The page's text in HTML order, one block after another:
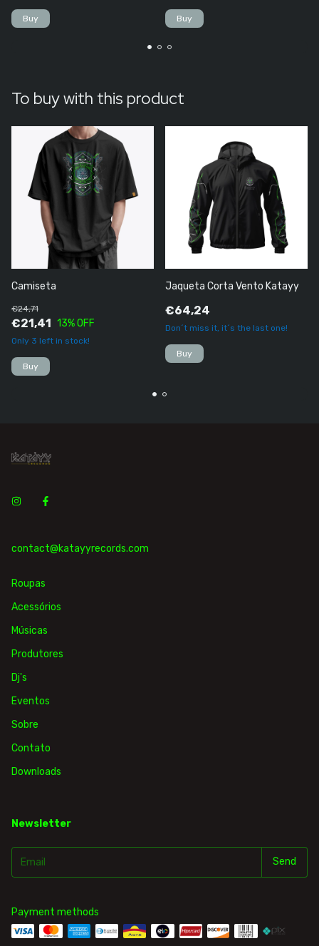
To buy with this product
Camiseta
€21,41
€24,71
13% OFF
Only 3 left in stock!
Buy
Jaqueta Corta Vento Katayy
€64,24
Don´t miss it, it´s the last one!
Buy
contact@katayyrecords.com
Roupas
Acessórios
Músicas
Produtores
Dj's
Eventos
Sobre
Contato
Downloads
Newsletter
Payment methods